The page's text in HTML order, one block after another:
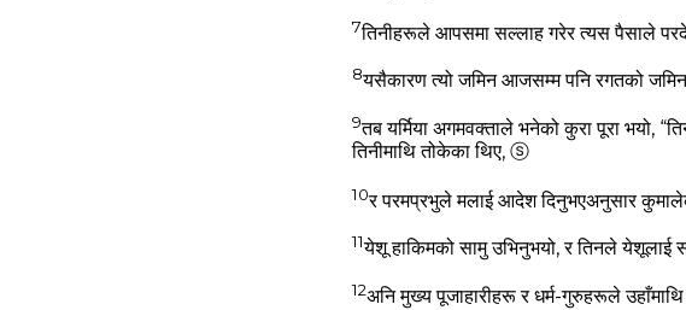
7तिनीहरूले आपसमा सल्‍लाह गरेर त्‍यस पैसाले
8यसैकारण त्‍यो जमिन आजसम्‍म पनि रगतको
9तब यर्मिया अगमवक्ताले भनेको कुरा पूरा भयो,
तिनीमाथि तोकेका थिए, ⓢ
10र परमप्रभुले मलाई आदेश दिनुभएअनुसार
11येशू हाकिमको सामु उभिनुभयो, र तिनले येशूलाई
12अनि मुख्‍य पूजाहारीहरू र धर्म-गुरुहरूले